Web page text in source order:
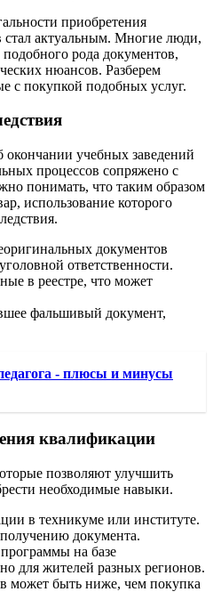
приобретения
стал актуальным. Многие люди,
рода документов,
нюансов. Разберем
с покупкой подобных услуг.
учебных заведений
процессов сопряжено с
понимать, что таким образом
использование которого
документов
ответственности.
в реестре, что может
фальшивый документ,
- плюсы и минусы
квалификации
позволяют улучшить
необходимые навыки.
в техникуме или институте.
документа.
на базе
для жителей разных регионов.
может быть ниже, чем покупка